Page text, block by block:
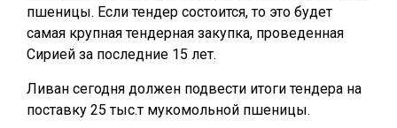
пшеницы. Если тендер состоится, то это будет
самая крупная тендерная закупка, проведенная
Сирией за последние 15 лет.
Ливан сегодня должен подвести итоги тендера на
поставку 25 тыс.т мукомольной пшеницы.